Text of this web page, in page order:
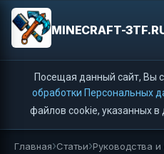
MINECRAFT-
Посещая данный сайт, Вы
обработки Персональных
файлов cookie, указанных в
Главная Статьи Руководства и